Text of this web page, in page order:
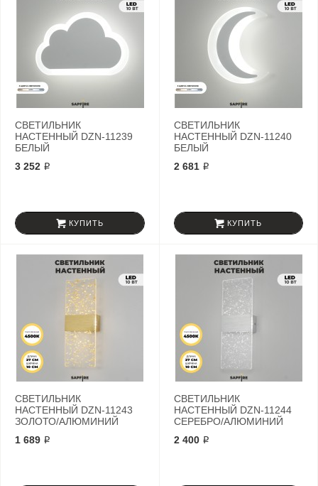
СВЕТИЛЬНИК
НАСТЕННЫЙ DZN-11239
БЕЛЫЙ
3 252 ₽
КУПИТЬ
СВЕТИЛЬНИК
НАСТЕННЫЙ DZN-11240
БЕЛЫЙ
2 681 ₽
КУПИТЬ
СВЕТИЛЬНИК
НАСТЕННЫЙ DZN-11243
ЗОЛОТО/АЛЮМИНИЙ
1 689 ₽
СВЕТИЛЬНИК
НАСТЕННЫЙ DZN-11244
СЕРЕБРО/АЛЮМИНИЙ
2 400 ₽